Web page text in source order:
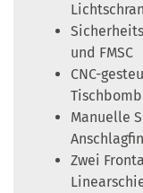
und FMSC
CNC-
Manuelle
Zwei